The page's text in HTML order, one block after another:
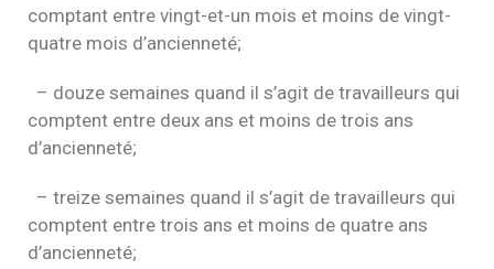
comptant entre vingt-et-un mois et moins de vingt-
quatre mois d’ancienneté;
– douze semaines quand il s’agit de travailleurs qui
comptent entre deux ans et moins de trois ans
d’ancienneté;
– treize semaines quand il s’agit de travailleurs qui
comptent entre trois ans et moins de quatre ans
d’ancienneté;